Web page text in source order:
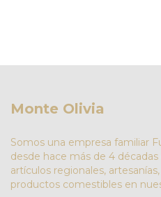
Monte Olivia
Somos una empresa familiar
desde hace más de 4
artículos regionales,
productos comestibles en